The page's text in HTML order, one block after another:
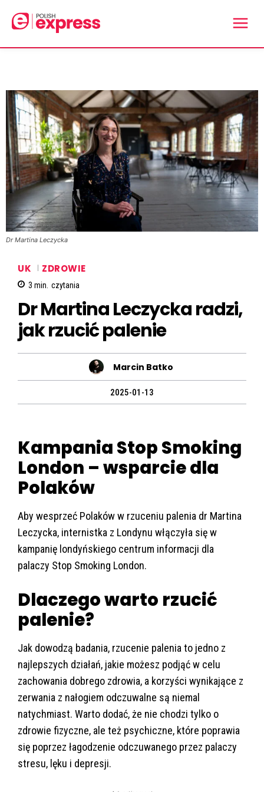
Dr Martina Leczycka
UK ZDROWIE
3 min. czytania
Dr Martina Leczycka radzi,
jak rzucić palenie
Marcin Batko
2025-01-13
Kampania Stop Smoking
London – wsparcie dla
Polaków
Aby wesprzeć Polaków w rzuceniu palenia dr Martina
Leczycka, internistka z Londynu włączyła się w
kampanię londyńskiego centrum informacji dla
palaczy Stop Smoking London.
Dlaczego warto rzucić
palenie?
Jak dowodzą badania, rzucenie palenia to jedno z
najlepszych działań, jakie możesz podjąć w celu
zachowania dobrego zdrowia, a korzyści wynikające z
zerwania z nałogiem odczuwalne są niemal
natychmiast. Warto dodać, że nie chodzi tylko o
zdrowie fizyczne, ale też psychiczne, które poprawia
się poprzez łagodzenie odczuwanego przez palaczy
stresu, lęku i depresji.